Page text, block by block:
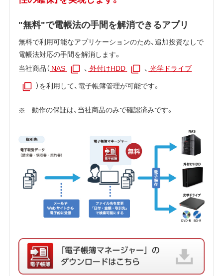
"無料"で電帳法の手間を解消できるアプリ
無料で利用可能なアプリケーションのため、追加投資なしで
電帳法対応の手間を解消します。
当社商品（ NAS 、 外付けHDD 、 光学ドライブ
）を利用して、電子帳簿管理が可能です。
動作の保証は、当社商品のみで確認済みです。